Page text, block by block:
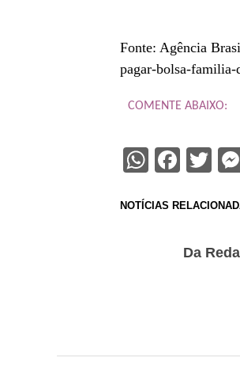
Fonte: Agência
pagar-bolsa-familia-
COMENTE ABAIXO:
NOTÍCIAS
Da